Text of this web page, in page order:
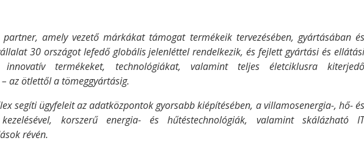
amely vezető márkákat támogat termékeik tervezésében, gyártásában és
30 országot lefedő globális jelenléttel rendelkezik, és fejlett gyártási és ellátási
innovatív termékeket, technológiákat, valamint teljes életciklusra kiterjedő
az ötlettől a tömeggyártásig.
segíti ügyfeleit az adatközpontok gyorsabb kiépítésében, a villamosenergia-, hő- és
korszerű energia- és hűtéstechnológiák, valamint skálázható IT
révén.